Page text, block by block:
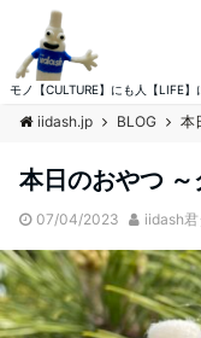
モノ【CULTURE】にも人【LIFE
iidash.jp BLOG 本
本日のおやつ
07/04/2023 iidash